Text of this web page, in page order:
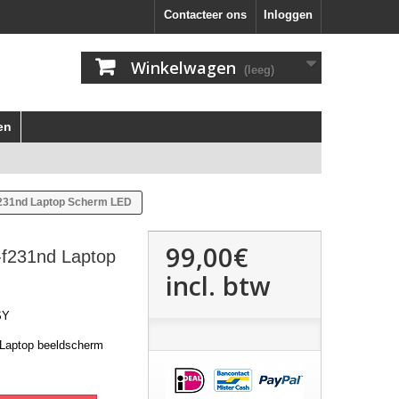
Inloggen
Contacteer ons
Winkelwagen (leeg)
Laptop Scherm LED
Laptop
beeldscherm
99,00€
incl. btw